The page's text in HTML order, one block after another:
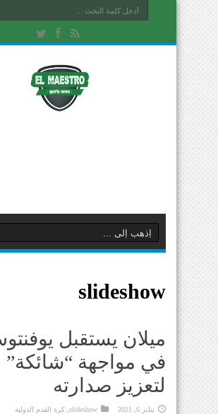
slideshow
ميلان يستقبل
في مواجهة “شائكة”
لتعزيز صدارته
يناير 6, 2021 slideshow كرة القدم الدولية